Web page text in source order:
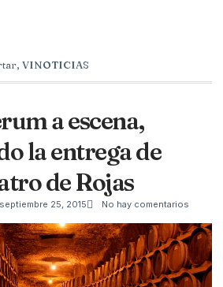
, VINOTICIAS
a escena,
la entrega de
de Rojas
septiembre 25, 2015
No hay comentarios